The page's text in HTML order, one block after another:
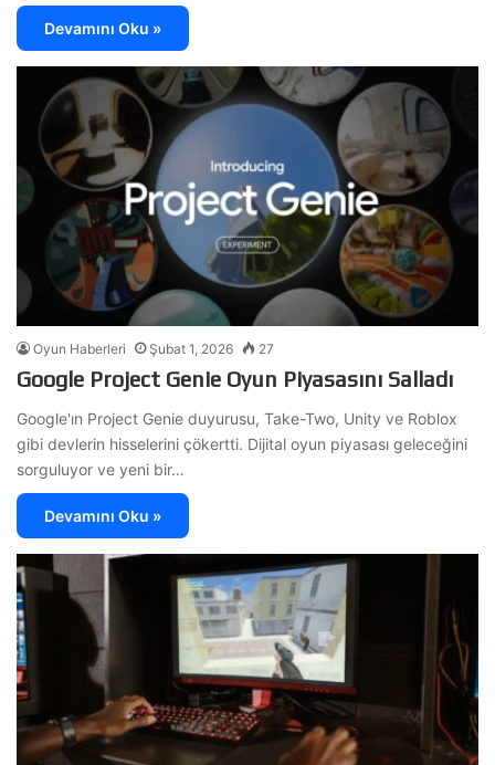
Devamını Oku »
Oyun Haberleri Şubat 1, 2026 27
Google Project Genie Oyun Piyasasını Salladı
Google'ın Project Genie duyurusu, Take-Two, Unity ve Roblox
gibi devlerin hisselerini çökertti. Dijital oyun piyasası geleceğini
sorguluyor ve yeni bir…
Devamını Oku »